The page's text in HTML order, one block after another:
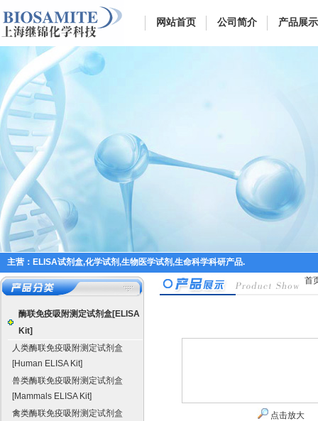
网站首页 公司简介 产品展示
主营：ELISA试剂盒,化学试剂,生物医学试剂,生命科学科研产品.
酶联免疫吸附测定试剂盒[ELISA
Kit]
人类酶联免疫吸附测定试剂盒
[Human ELISA Kit]
兽类酶联免疫吸附测定试剂盒
[Mammals ELISA Kit]
禽类酶联免疫吸附测定试剂盒
首
点击放大